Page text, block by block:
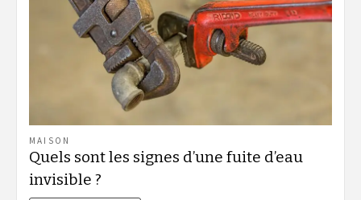
MAISON
Quels sont les signes d’une fuite d’eau
invisible ?